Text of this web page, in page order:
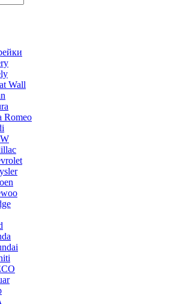
Wall
Romeo